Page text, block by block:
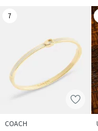
7
COACH